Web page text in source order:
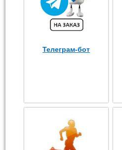
Телеграм-бот